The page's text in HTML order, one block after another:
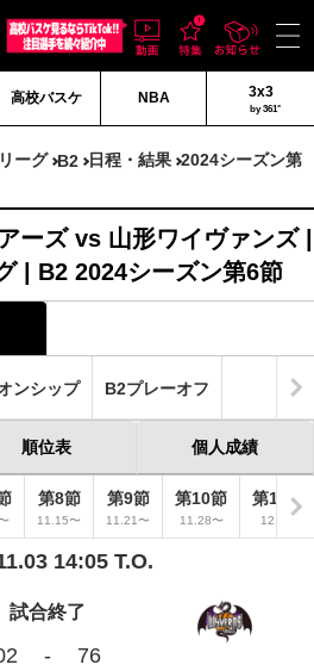
高校バスケ NBA 3x3
by 361°
ーグ B2 日程・結果 2024シーズン第
ーズ vs 山形ワイヴァンズ |
| B2 2024シーズン第6節
ンシップ B2プレーオフ
順位表 個人成績
第8節
11.15〜
第9節
11.21〜
第10節
11.28〜
第11節
12.5〜
14:05 T.O.
試合終了
- 76